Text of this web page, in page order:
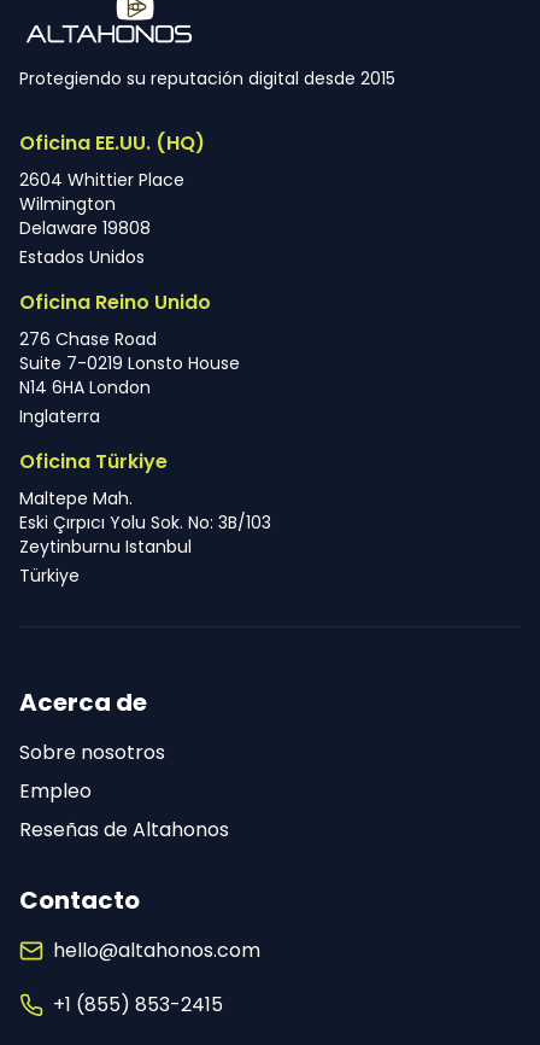
Protegiendo su reputación digital desde 2015
Oficina EE.UU. (HQ)
2604 Whittier Place
Wilmington
Delaware 19808
Estados Unidos
Oficina Reino Unido
276 Chase Road
Suite 7-0219 Lonsto House
N14 6HA London
Inglaterra
Oficina Türkiye
Maltepe Mah.
Eski Çırpıcı Yolu Sok. No: 3B/103
Zeytinburnu Istanbul
Türkiye
Acerca de
Sobre nosotros
Empleo
Reseñas de Altahonos
Contacto
hello@altahonos.com
+1 (855) 853-2415